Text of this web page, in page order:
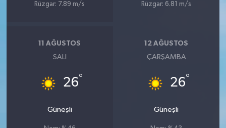
Rüzgar: 7.89 m/s
Rüzgar: 6.81 m/s
11 AĞUSTOS
SALI
26°
Güneşli
12 AĞUSTOS
ÇARŞAMBA
26°
Güneşli